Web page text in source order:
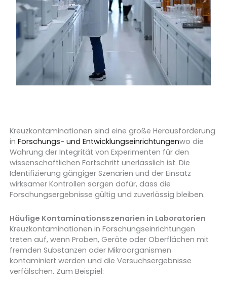
Kreuzkontaminationen sind eine große Herausforderung
in Forschungs- und Entwicklungseinrichtungenwo die
Wahrung der Integrität von Experimenten für den
wissenschaftlichen Fortschritt unerlässlich ist. Die
Identifizierung gängiger Szenarien und der Einsatz
wirksamer Kontrollen sorgen dafür, dass die
Forschungsergebnisse gültig und zuverlässig bleiben.
Häufige Kontaminationsszenarien in Laboratorien
Kreuzkontaminationen in Forschungseinrichtungen
treten auf, wenn Proben, Geräte oder Oberflächen mit
fremden Substanzen oder Mikroorganismen
kontaminiert werden und die Versuchsergebnisse
verfälschen. Zum Beispiel: